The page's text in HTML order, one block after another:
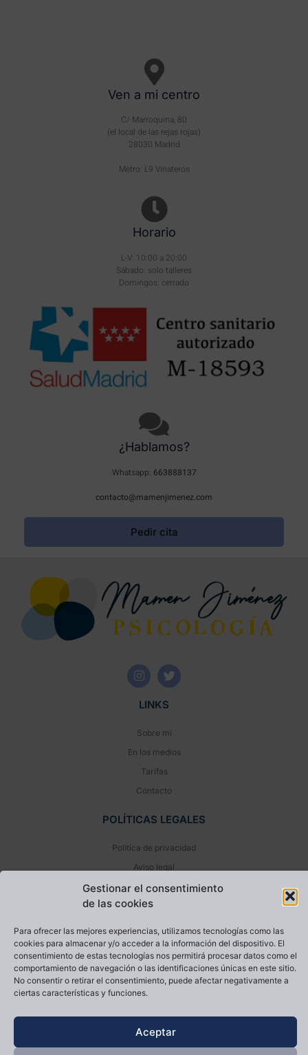
Gestionar el consentimiento
de las cookies
Para ofrecer las mejores experiencias, utilizamos tecnologías como las
cookies para almacenar y/o acceder a la información del dispositivo. El
consentimiento de estas tecnologías nos permitirá procesar datos como el
comportamiento de navegación o las identificaciones únicas en este sitio.
No consentir o retirar el consentimiento, puede afectar negativamente a
ciertas características y funciones.
Aceptar
Ven a mi centro
C/ Marroquina, 80
(el local de las rejas rojas)
28030 Madrid
Metro: L9 Vinateros
Horario
L-V: 10:00 a 20:00
Sábado: solo talleres
Domingos: cerrado
¿Hablamos?
Whatsapp: 663888137
contacto@mamenjimenez.com
Pedir cita
LINKS
Sobre mí
En los medios
Tarifas
Contacto
POLÍTICAS LEGALES
Política de privacidad
Aviso legal
Política de cookies (UE)
He leído y acepto laPolítica de privacidad